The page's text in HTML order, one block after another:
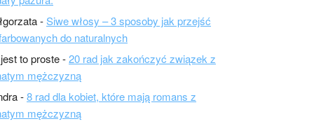
-Siwe włosy – 3 sposoby jak przejść
do naturalnych
to proste-20 rad jak zakończyć związek z
mężczyzną
-8 rad dla kobiet, które mają romans z
mężczyzną